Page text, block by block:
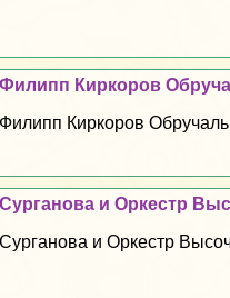
Филипп Киркоров
Филипп Киркоров
Сурганова и Оркестр
Сурганова и Оркестр